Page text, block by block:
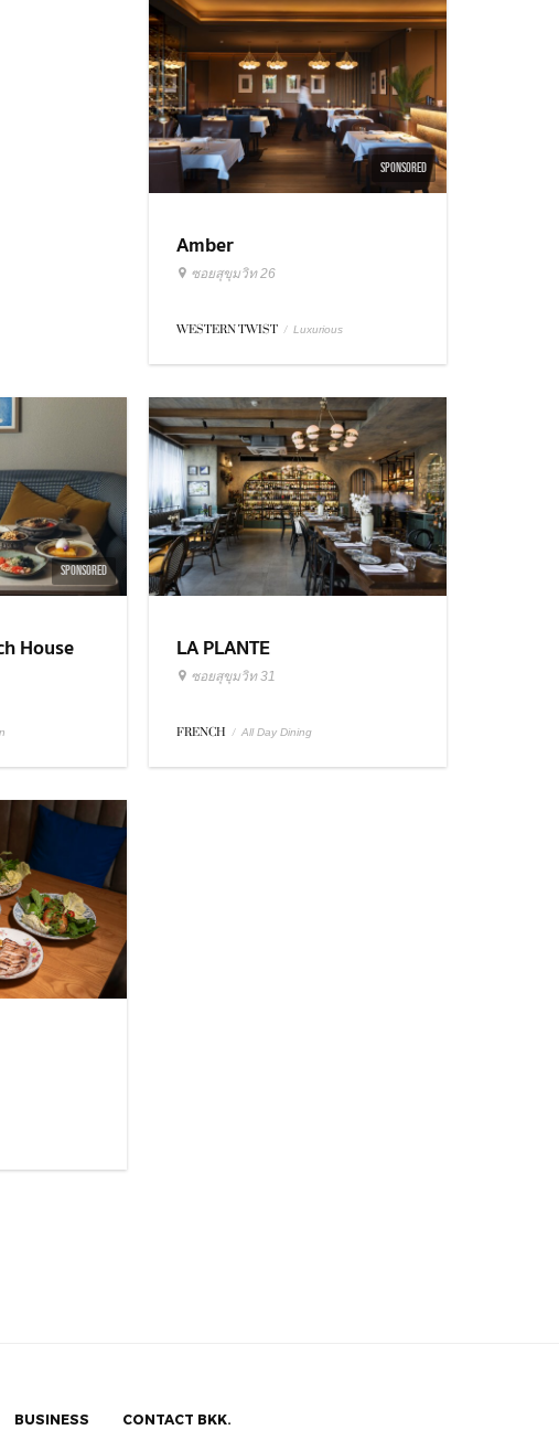
SPONSORED
Amber
ซอยสุขุมวิท 26
WESTERN TWIST / Luxurious
SPONSORED
House LA PLANTE
ซอยสุขุมวิท 31
FRENCH / All Day Dining
BUSINESS CONTACT BKK.